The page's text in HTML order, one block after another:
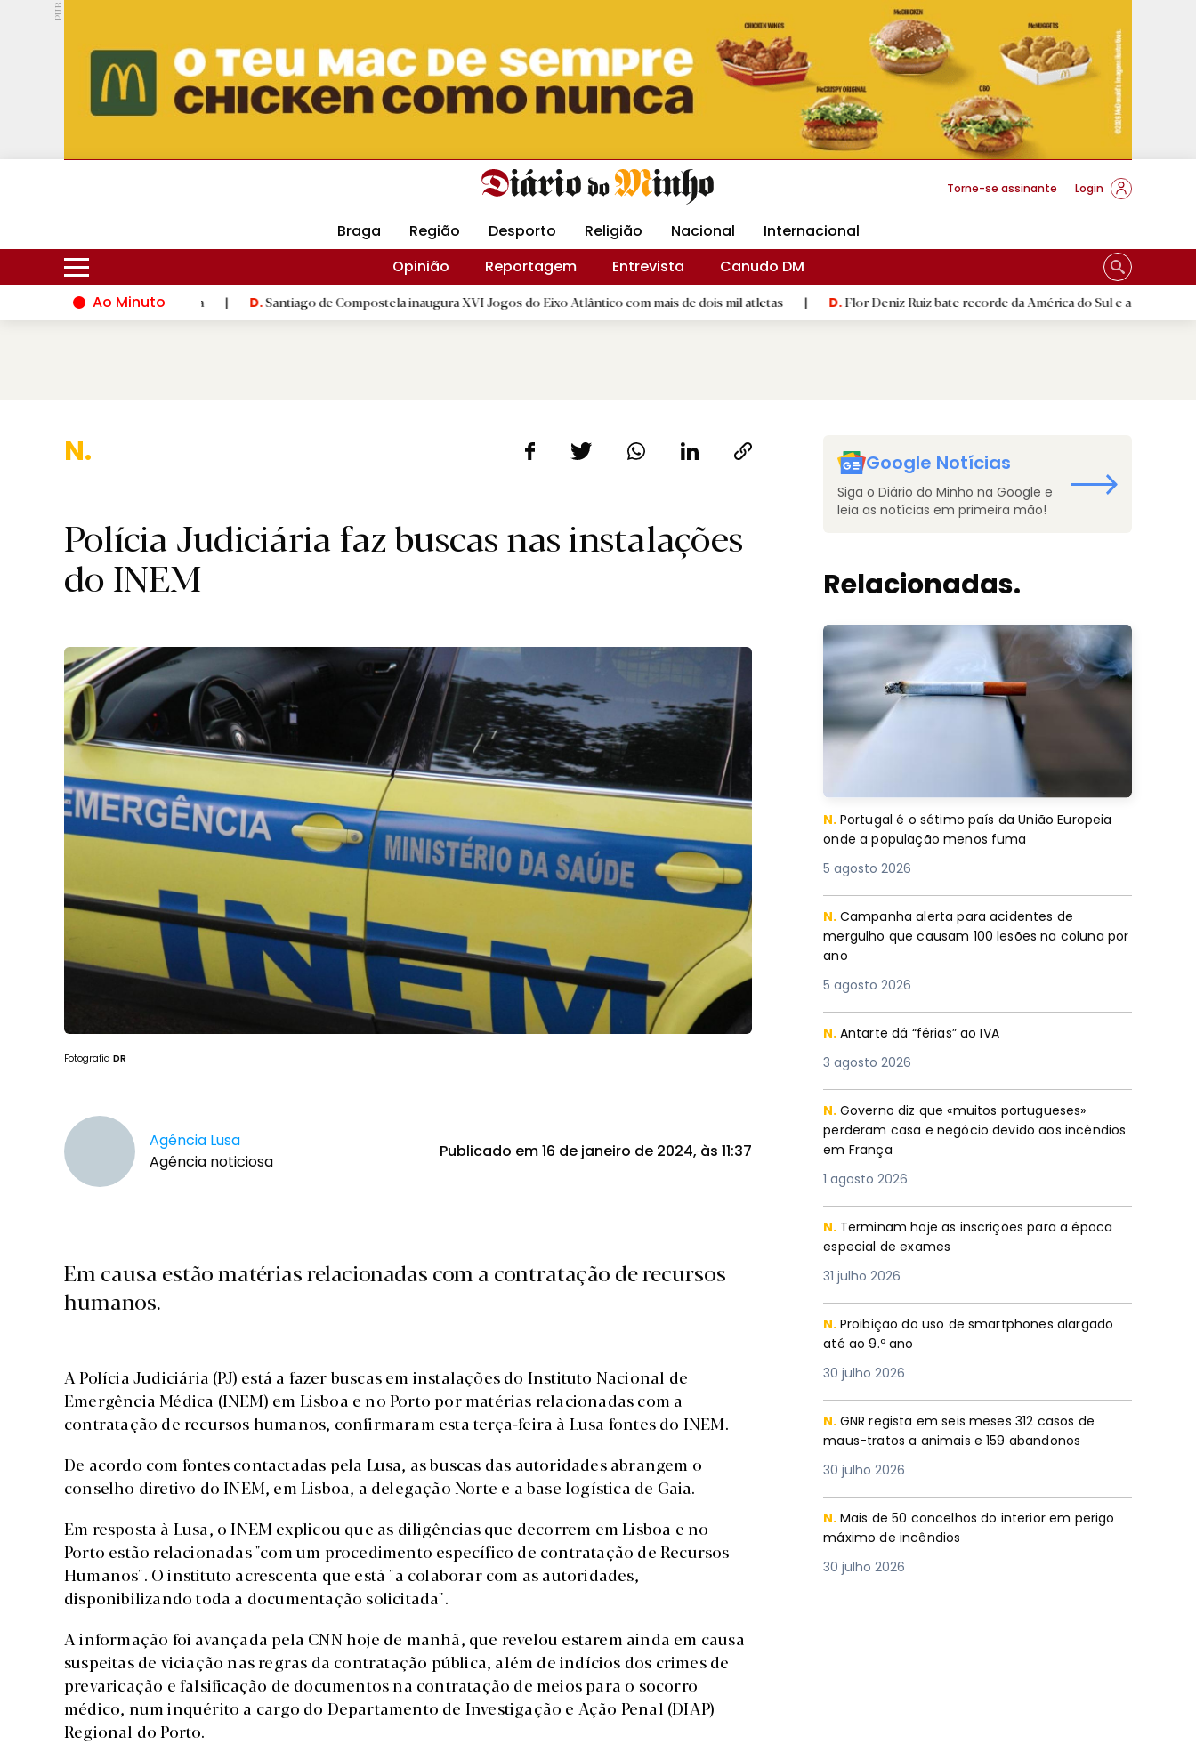
PUB.
Hoje 14ºC 31ºC DMtv Revista Minha Gráfica DM Livraria DM Arquidiocese Braga
Torne-se assinante Login
Braga Região Desporto Religião Nacional
Internacional
Opinião
Reportagem Entrevista
Canudo DM
Ao Minuto
do mundo da moda | Santiago de Compostela inaugura XVI Jogos do Eixo Atlântico com mais de dois mil atletas | D.Flor Deniz Ruiz bate recorde da América do Sul e alcança segunda melhor
Nac
Polícia Judiciária faz buscas nas instalações
do INEM
Fotografia DR
Agência Lusa
Agência noticiosa
Publicado em 16 de janeiro de 2024, às 11:37
Em causa estão matérias relacionadas com a contratação de recursos
humanos.
A Polícia Judiciária (PJ) está a fazer buscas em instalações do Instituto Nacional de
Emergência Médica (INEM) em Lisboa e no Porto por matérias relacionadas com a
contratação de recursos humanos, confirmaram esta terça-feira à Lusa fontes do INEM.
De acordo com fontes contactadas pela Lusa, as buscas das autoridades abrangem o
conselho diretivo do INEM, em Lisboa, a delegação Norte e a base logística de Gaia.
Em resposta à Lusa, o INEM explicou que as diligências que decorrem em Lisboa e no
Porto estão relacionadas "com um procedimento específico de contratação de Recursos
Humanos". O instituto acrescenta que está "a colaborar com as autoridades,
disponibilizando toda a documentação solicitada".
A informação foi avançada pela CNN hoje de manhã, que revelou estarem ainda em causa
suspeitas de viciação nas regras da contratação pública, além de indícios dos crimes de
prevaricação e falsificação de documentos na contratação de meios para o socorro
médico, num inquérito a cargo do Departamento de Investigação e Ação Penal (DIAP)
Regional do Porto.
Google Notícias
Siga o Diário do Minho na Google e
leia as notícias em primeira mão!
Relacionadas.
N. Portugal é o sétimo país da União Europeia
onde a população menos fuma
5 agosto 2026
N. Campanha alerta para acidentes de
mergulho que causam 100 lesões na coluna por
ano
5 agosto 2026
N. Antarte dá “férias” ao IVA
3 agosto 2026
N. Governo diz que «muitos portugueses»
perderam casa e negócio devido aos incêndios
em França
1 agosto 2026
N. Terminam hoje as inscrições para a época
especial de exames
31 julho 2026
N. Proibição do uso de smartphones alargado
até ao 9.º ano
30 julho 2026
N. GNR regista em seis meses 312 casos de
maus-tratos a animais e 159 abandonos
30 julho 2026
N. Mais de 50 concelhos do interior em perigo
máximo de incêndios
30 julho 2026